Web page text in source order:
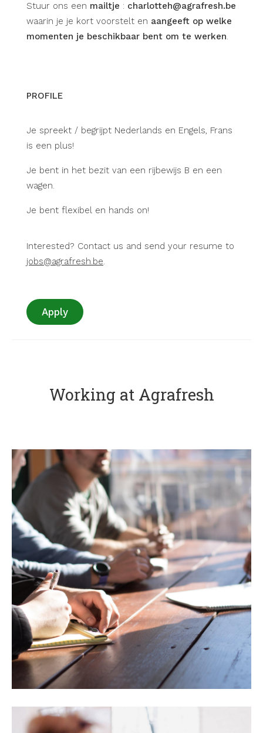
Stuur ons een mailtje : charlotteh@agrafresh.be
waarin je je kort voorstelt en aangeeft op welke
momenten je beschikbaar bent om te werken.
PROFILE
Je spreekt / begrijpt Nederlands en Engels, Frans
is een plus!
Je bent in het bezit van een rijbewijs B en een
wagen.
Je bent flexibel en hands on!
Interested? Contact us and send your resume to
jobs@agrafresh.be.
Apply
Working at Agrafresh